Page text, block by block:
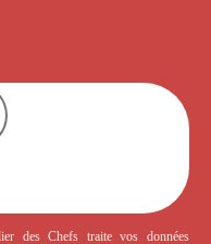
des Chefs traite vos données